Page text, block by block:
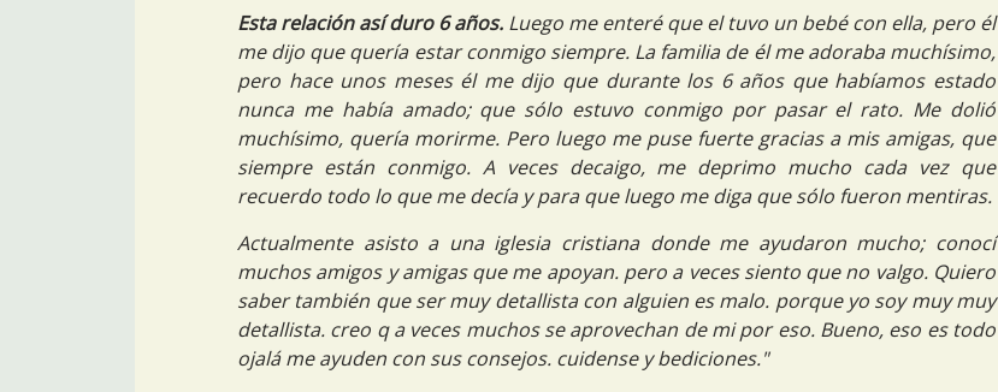
Esta relación así duro 6 años. Luego me enteré que el tuvo un bebé con ella, pero él
me dijo que quería estar conmigo siempre. La familia de él me adoraba muchísimo,
pero hace unos meses él me dijo que durante los 6 años que habíamos estado
nunca me había amado; que sólo estuvo conmigo por pasar el rato. Me dolió
muchísimo, quería morirme. Pero luego me puse fuerte gracias a mis amigas, que
siempre están conmigo. A veces decaigo, me deprimo mucho cada vez que
recuerdo todo lo que me decía y para que luego me diga que sólo fueron mentiras.
Actualmente asisto a una iglesia cristiana donde me ayudaron mucho; conocí
muchos amigos y amigas que me apoyan. pero a veces siento que no valgo. Quiero
saber también que ser muy detallista con alguien es malo. porque yo soy muy muy
detallista. creo q a veces muchos se aprovechan de mi por eso. Bueno, eso es todo
ojalá me ayuden con sus consejos. cuidense y bediciones."